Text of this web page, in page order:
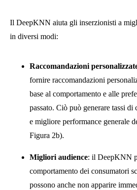
Il DeepKNN aiuta gli inserzionisti a
in diversi modi:
Raccomandazioni
fornire raccomandazioni
base al comportamento e alle
passato. Ciò può generare tassi
e migliore performance generale
Figura 2b).
Migliori audience: il DeepKNN
comportamento dei consumatori
possono anche non apparire